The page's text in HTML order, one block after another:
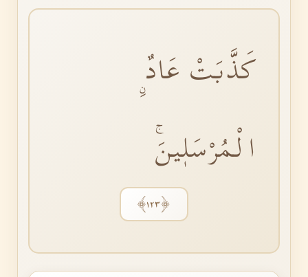
كَذَّبَتْ عَادٌۨ
الْمُرْسَلٖينَۚ
﴿١٢٣﴾